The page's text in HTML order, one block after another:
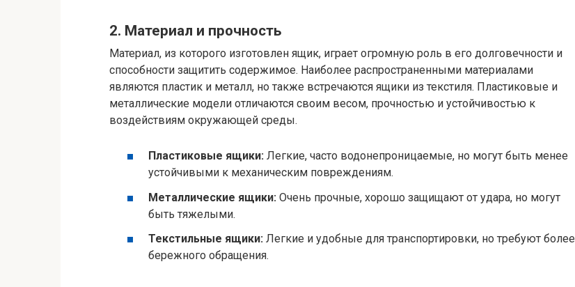
2. Материал и прочность
Материал, из которого изготовлен ящик, играет огромную роль в его долговечности и
способности защитить содержимое. Наиболее распространенными материалами
являются пластик и металл, но также встречаются ящики из текстиля. Пластиковые и
металлические модели отличаются своим весом, прочностью и устойчивостью к
воздействиям окружающей среды.
Пластиковые ящики: Легкие, часто водонепроницаемые, но могут быть менее
устойчивыми к механическим повреждениям.
Металлические ящики: Очень прочные, хорошо защищают от удара, но могут
быть тяжелыми.
Текстильные ящики: Легкие и удобные для транспортировки, но требуют более
бережного обращения.